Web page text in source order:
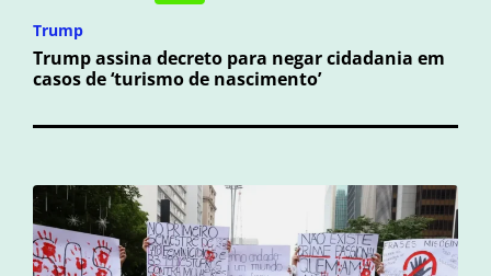
Trump
Trump assina decreto para negar cidadania em
casos de ‘turismo de nascimento’